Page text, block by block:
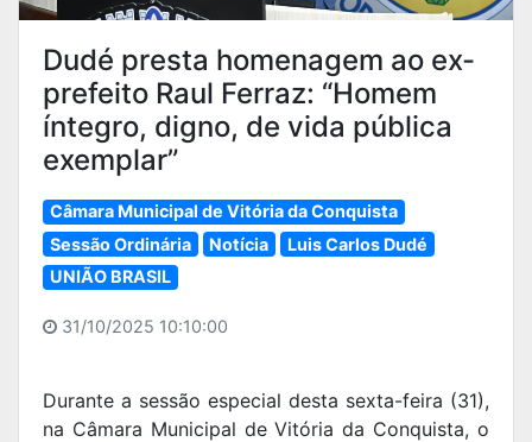
Dudé presta homenagem ao ex-
prefeito Raul Ferraz: “Homem
íntegro, digno, de vida pública
exemplar”
Câmara Municipal de Vitória da Conquista
Sessão Ordinária
Notícia
Luis Carlos Dudé
UNIÃO BRASIL
31/10/2025 10:10:00
Durante a sessão especial desta sexta-feira (31),
na Câmara Municipal de Vitória da Conquista, o